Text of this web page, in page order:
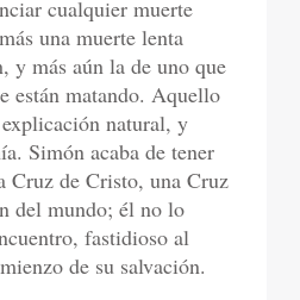
cualquier muerte
una muerte lenta
y más aún la de uno que
están matando. Aquello
natural, y
Simón acaba de tener
Cruz de Cristo, una Cruz
del mundo; él no lo
fastidioso al
de su salvación.